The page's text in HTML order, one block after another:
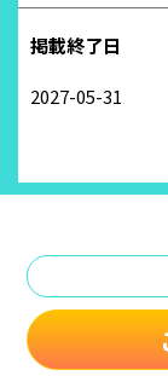
掲載終了日
2027-05-31